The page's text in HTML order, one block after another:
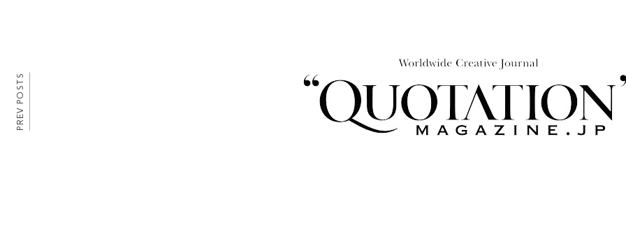
INSIDE KATALOKooo
JOIN KATALOKooo
PREV POSTS